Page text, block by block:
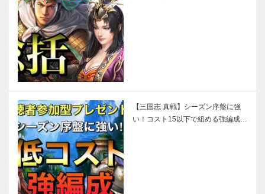
【三国志 真戦】シーズン序盤に強
い！コスト15以下で組める強編成…